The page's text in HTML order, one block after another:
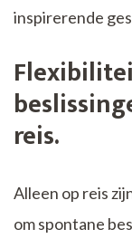
inspirerende
reis.
Alleen op reis
om spontane